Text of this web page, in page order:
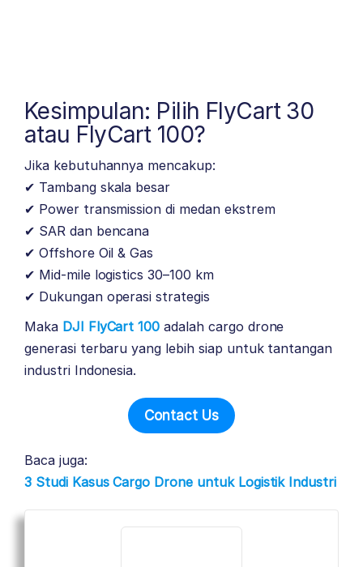
Kesimpulan: Pilih FlyCart 30
atau FlyCart 100?
Jika kebutuhannya mencakup:
✔ Tambang skala besar
✔ Power transmission di medan ekstrem
✔ SAR dan bencana
✔ Offshore Oil & Gas
✔ Mid-mile logistics 30–100 km
✔ Dukungan operasi strategis
Maka DJI FlyCart 100 adalah cargo drone
generasi terbaru yang lebih siap untuk tantangan
industri Indonesia.
Contact Us
Baca juga:
3 Studi Kasus Cargo Drone untuk Logistik Industri